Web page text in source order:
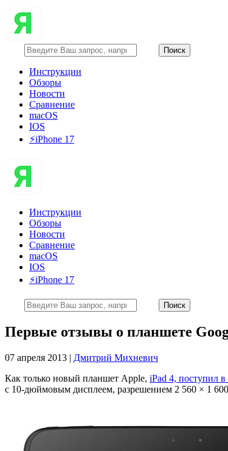
Инструкции
Обзоры
Новости
Сравнение
macOS
IOS
⚡️iPhone 17
Инструкции
Обзоры
Новости
Сравнение
macOS
IOS
⚡️iPhone 17
Первые отзывы о планшете
07 апреля 2013 | Дмитрий Михневич
Как только новый планшет Apple, iPad 4, поступил
с 10-дюймовым дисплеем, разрешением 2 560 × 1